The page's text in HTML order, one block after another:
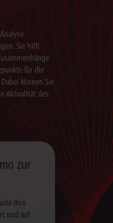
Sie hilft
für die
können Sie
Aktualität des
zur
Ihre
und auf